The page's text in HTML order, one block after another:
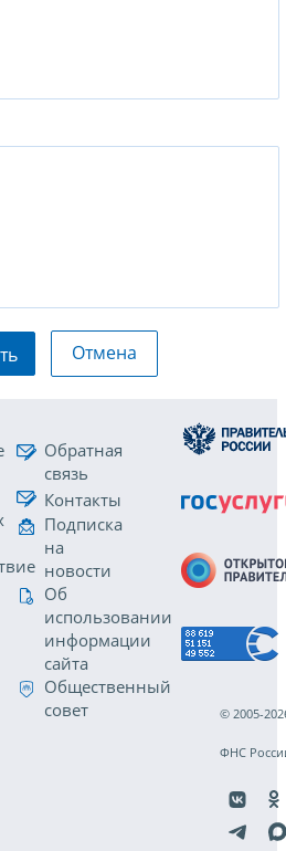
Отмена
Обратная
связь
Контакты
Подписка
на
новости
Об
использовании
информации
сайта
Общественный
совет
© 2005-
ФНС